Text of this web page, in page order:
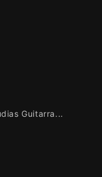
Guitarra...